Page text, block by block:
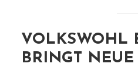
VOLKSWOHL
BRINGT NEUE